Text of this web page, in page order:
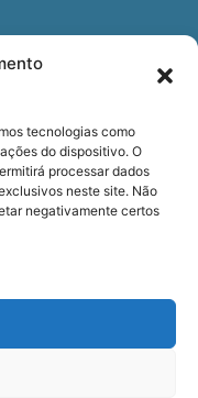
tecnologias como
do dispositivo. O
processar dados
neste site. Não
negativamente certos